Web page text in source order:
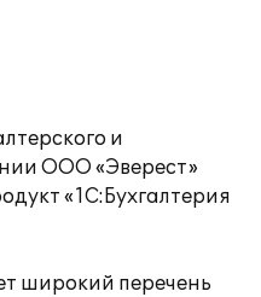
и
ООО «Эверест»
«1C:Бухгалтерия
широкий перечень